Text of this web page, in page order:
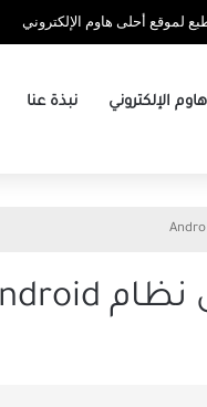
لموقع أحلى هاوم الإلكتروني
الإلكتروني نبذة عنا